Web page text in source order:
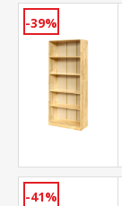
-39%
-41%